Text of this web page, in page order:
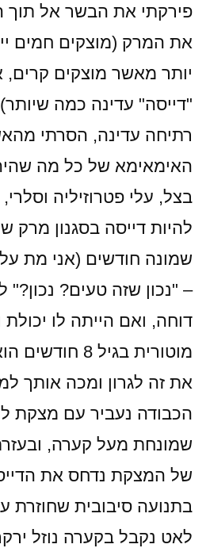
פירקתי את הבשר אל תוך
את המרק (מוצקים חמים
יותר מאשר מוצקים קרים,
"דייסה" עדינה כמה
רתיחה עדינה, הסרתי
האימאימא של כל מה
בצל, עלי פטרוזיליה וסלרי,
להיות דייסה בסגנון מרק
שמונה חודשים (אני מת
– "נכון שזה טעים? נכון?"
דוחה, ואם הייתה לו יכולת
מוטורית בגיל 8
את זה לגרון ומכה אותך
הכבודה נעביר עם מצקת
שמונחת מעל קערה,
של המצקת נדחס את
בתנועה סיבובית
לאט נקבל בקערה נוזל